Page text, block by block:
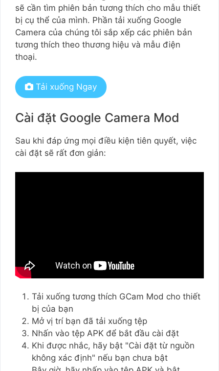
sẽ cần tìm phiên bản tương thích cho mẫu thiết
bị cụ thể của mình. Phần tải xuống Google
Camera của chúng tôi sắp xếp các phiên bản
tương thích theo thương hiệu và mẫu điện
thoại.
Tải xuống Ngay
Cài đặt Google Camera Mod
Sau khi đáp ứng mọi điều kiện tiên quyết, việc
cài đặt sẽ rất đơn giản:
Tải xuống tương thích GCam Mod cho thiết
bị của bạn
Mở vị trí bạn đã tải xuống tệp
Nhấn vào tệp APK để bắt đầu cài đặt
Khi được nhắc, hãy bật "Cài đặt từ nguồn
không xác định" nếu bạn chưa bật